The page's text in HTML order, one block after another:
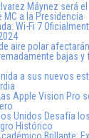
Máynez será el
a la Presidencia
Wi-Fi 7
aire polar
bajas y
a sus nuevos
Apple Vision Pro
Unidos Desafía
Histórico